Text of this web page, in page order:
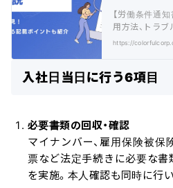
【労働条件通
用方法、トラ
向けに徹底解説
入社日当日に行う6項目
必要書類の回収・確認
マイナンバー、雇用保険被保
票など法定手続きに必要な
を実施。本人確認も同時に行